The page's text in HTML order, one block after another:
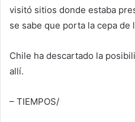
visitó sitios donde estaba
se sabe que porta la cepa de
Chile ha descartado la
allí.
– TIEMPOS/